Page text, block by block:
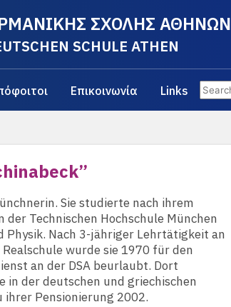
ΣΧΟΛΗΣ ΑΘΗΝΩΝ
SCHULE ATHEN
Επικοινωνία Links
Sie studierte nach ihrem
der Technischen Hochschule München
Physik. Nach 3-jähriger Lehrtätigkeit an
wurde sie 1970 für den
an der DSA beurlaubt. Dort
in der deutschen und griechischen
ihrer Pensionierung 2002.